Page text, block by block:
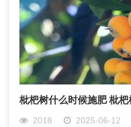
枇杷树什么时候施肥 枇
2018 2025-06-12